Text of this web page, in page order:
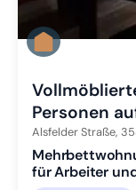
Personen
Alsfelder Straße,
für Arbeiter